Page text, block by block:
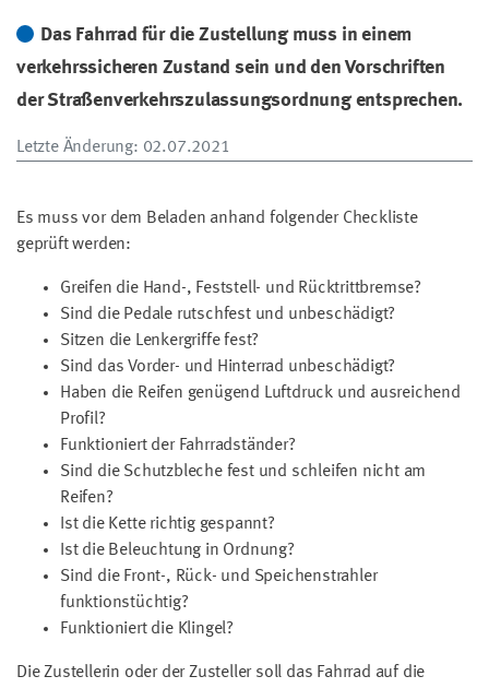
Das Fahrrad für die Zustellung muss in einem
verkehrssicheren Zustand sein und den Vorschriften
der Straßenverkehrszulassungsordnung entsprechen.
Letzte Änderung: 02.07.2021
Es muss vor dem Beladen anhand folgender Checkliste
geprüft werden:
Greifen die Hand-, Feststell- und Rücktrittbremse?
Sind die Pedale rutschfest und unbeschädigt?
Sitzen die Lenkergriffe fest?
Sind das Vorder- und Hinterrad unbeschädigt?
Haben die Reifen genügend Luftdruck und ausreichend
Profil?
Funktioniert der Fahrradständer?
Sind die Schutzbleche fest und schleifen nicht am
Reifen?
Ist die Kette richtig gespannt?
Ist die Beleuchtung in Ordnung?
Sind die Front-, Rück- und Speichenstrahler
funktionstüchtig?
Funktioniert die Klingel?
Die Zustellerin oder der Zusteller soll das Fahrrad auf die